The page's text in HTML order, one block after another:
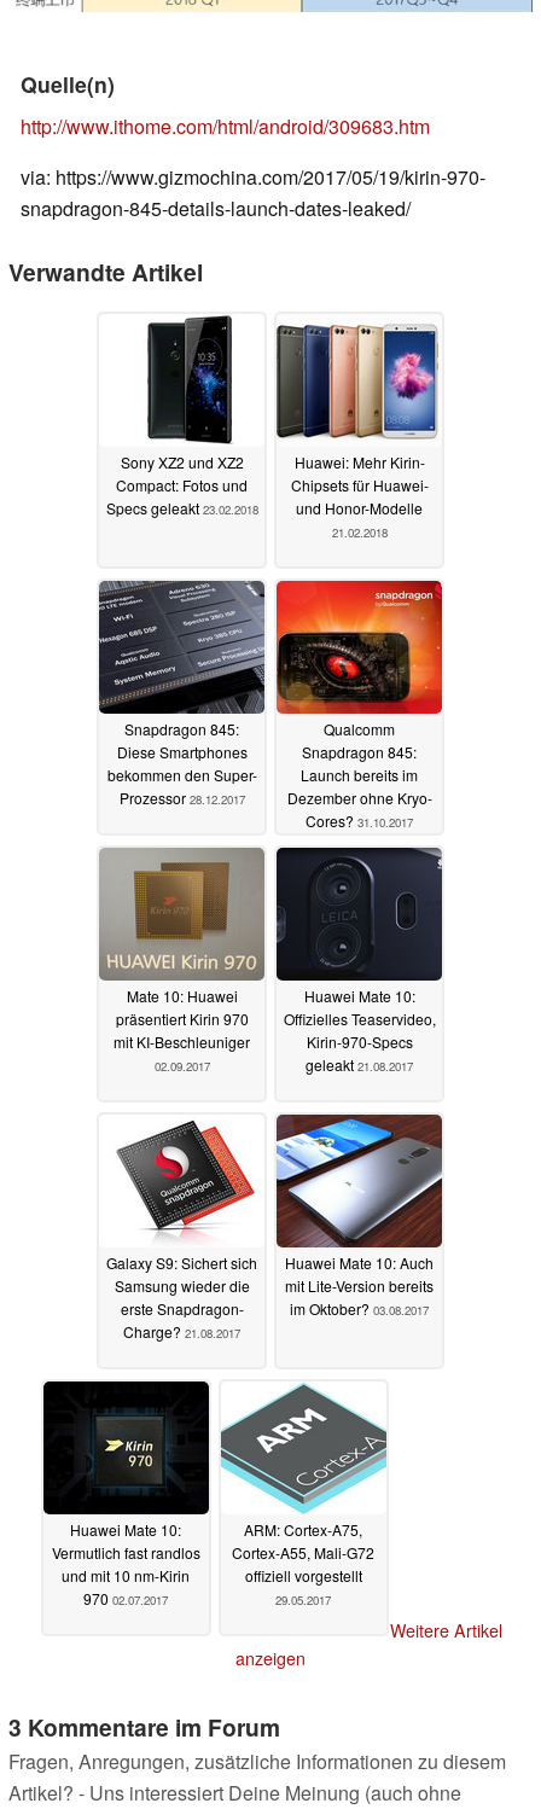
Quelle(n)
http://www.ithome.com/html/android/309683.htm
via: https://www.gizmochina.com/2017/05/19/kirin-970-
snapdragon-845-details-launch-dates-leaked/
Verwandte Artikel
Sony XZ2 und XZ2
Compact: Fotos und
Specs geleakt 23.02.2018
Huawei: Mehr Kirin-
Chipsets für Huawei-
und Honor-Modelle
21.02.2018
Snapdragon 845:
Diese Smartphones
bekommen den Super-
Prozessor 28.12.2017
Qualcomm
Snapdragon 845:
Launch bereits im
Dezember ohne Kryo-
Cores? 31.10.2017
Mate 10: Huawei
präsentiert Kirin 970
mit KI-Beschleuniger
02.09.2017
Huawei Mate 10:
Offizielles Teaservideo,
Kirin-970-Specs
geleakt 21.08.2017
Galaxy S9: Sichert sich
Samsung wieder die
erste Snapdragon-
Charge? 21.08.2017
Huawei Mate 10: Auch
mit Lite-Version bereits
im Oktober? 03.08.2017
Huawei Mate 10:
Vermutlich fast randlos
und mit 10 nm-Kirin
970 02.07.2017
ARM: Cortex-A75,
Cortex-A55, Mali-G72
offiziell vorgestellt
29.05.2017
Weitere Artikel
anzeigen
3 Kommentare im Forum
Fragen, Anregungen, zusätzliche Informationen zu diesem
Artikel? - Uns interessiert Deine Meinung (auch ohne